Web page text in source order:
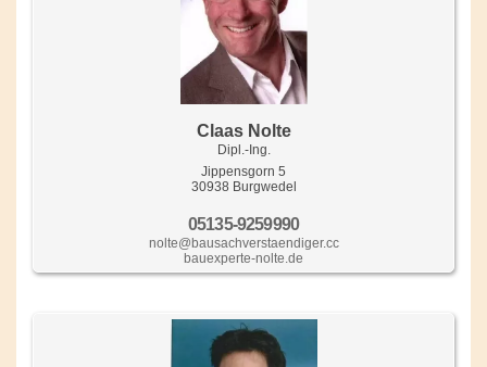
Claas Nolte
Dipl.-Ing.
Jippensgorn 5
30938 Burgwedel
05135-9259990
nolte@bausachverstaendiger.cc
bauexperte-nolte.de